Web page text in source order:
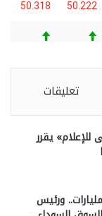
تعليقات
يقرر
ورئيس